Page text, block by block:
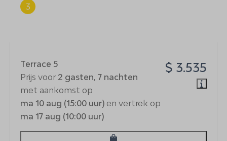
3
$ 3.535
Terrace 5
Prijs voor 2 gasten, 7 nachten
met aankomst op
ma 10 aug (15:00 uur) en vertrek op
ma 17 aug (10:00 uur)